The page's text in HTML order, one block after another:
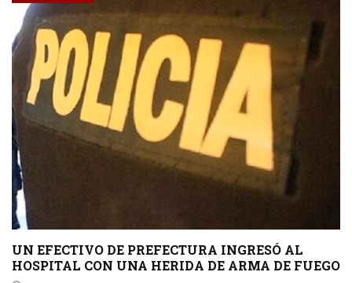
UN EFECTIVO DE PREFECTURA INGRESÓ AL
HOSPITAL CON UNA HERIDA DE ARMA DE FUEGO